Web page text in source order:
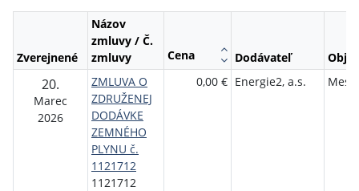
Zverejnené
Názov
zmluvy / Č.
zmluvy
Cena Dodávateľ
20.
Marec
2026
ZMLUVA O
ZDRUŽENEJ
DODÁVKE
ZEMNÉHO
PLYNU č.
1121712
1121712
0,00 € Energie2, a.s.